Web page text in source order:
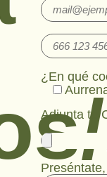
¿En qué
Adjunta tu